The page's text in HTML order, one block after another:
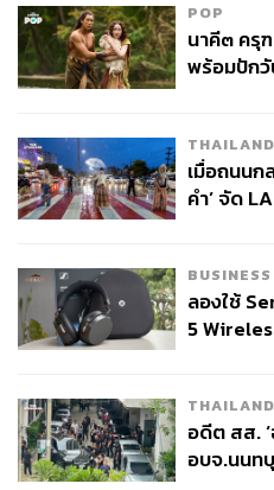
POP
นาคี๓ ครุ
พร้อมปักวั
THAILAND
เมื่อถนนก
คำ’ จัด
BUSINESS
ลองใช้
5
THAILAND
อดีต สส.
อบจ.นนท